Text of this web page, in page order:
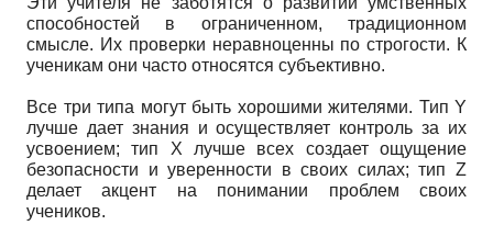
способностей в ограниченном, традиционном
смысле. Их проверки неравноценны по строгости. К
ученикам они часто относятся субъективно.
Все три типа могут быть хорошими жителями. Тип Y
лучше дает знания и осуществляет контроль за их
усвоением; тип X лучше всех создает ощущение
безопасности и уверенности в своих силах; тип Z
делает акцент на понимании проблем своих
учеников.